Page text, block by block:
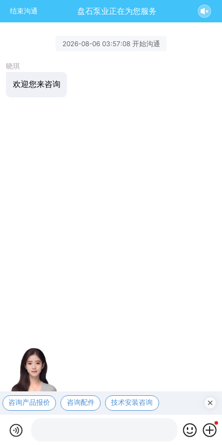
结束沟通 盘石泵业正在为您服务
2026-08-06 03:57:08 开始沟通
晓琪
欢迎您来咨询
咨询产品报价 咨询配件 技术安装咨询